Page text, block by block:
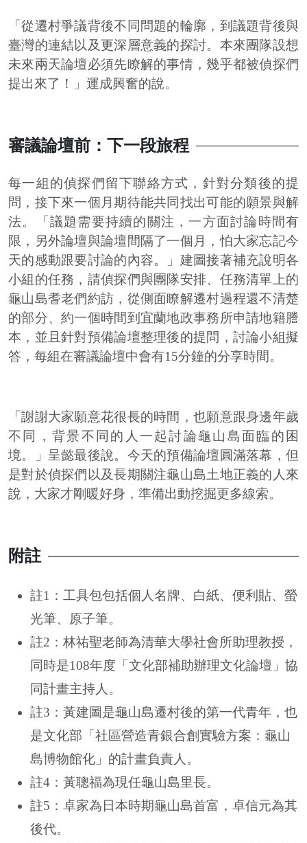
「從遷村爭議背後不同問題的輪廓，到議題背後與
臺灣的連結以及更深層意義的探討。本來團隊設想
未來兩天論壇必須先瞭解的事情，幾乎都被偵探們
提出來了！」運成興奮的說。
審議論壇前：下一段旅程
每一組的偵探們留下聯絡方式，針對分類後的提
問，接下來一個月期待能共同找出可能的願景與解
法。「議題需要持續的關注，一方面討論時間有
限，另外論壇與論壇間隔了一個月，怕大家忘記今
天的感動跟要討論的內容。」建圖接著補充說明各
小組的任務，請偵探們與團隊安排、任務清單上的
龜山島耆老們約訪，從側面瞭解遷村過程還不清楚
的部分、約一個時間到宜蘭地政事務所申請地籍謄
本，並且針對預備論壇整理後的提問，討論小組擬
答，每組在審議論壇中會有15分鐘的分享時間。
「謝謝大家願意花很長的時間，也願意跟身邊年歲
不同，背景不同的人一起討論龜山島面臨的困
境。」呈懿最後說。今天的預備論壇圓滿落幕，但
是對於偵探們以及長期關注龜山島土地正義的人來
說，大家才剛暖好身，準備出動挖掘更多線索。
附註
註1：工具包包括個人名牌、白紙、便利貼、螢
光筆、原子筆。
註2：林祐聖老師為清華大學社會所助理教授，
同時是108年度「文化部補助辦理文化論壇」協
同計畫主持人。
註3：黃建圖是龜山島遷村後的第一代青年，也
是文化部「社區營造青銀合創實驗方案：龜山
島博物館化」的計畫負責人。
註4：黃聰福為現任龜山島里長。
註5：卓家為日本時期龜山島首富，卓信元為其
後代。